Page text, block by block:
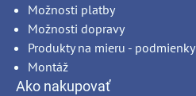
Možnosti platby
Možnosti dopravy
Produkty na mieru - podmienky
Montáž
Ako nakupovať